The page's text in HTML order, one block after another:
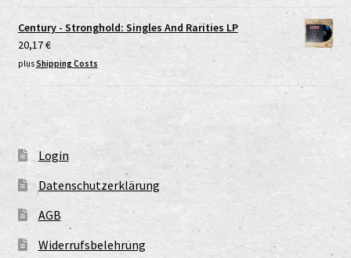
Century - Stronghold: Singles And Rarities LP
20,17€
plusShipping Costs
Login
Datenschutzerklärung
AGB
Widerrufsbelehrung